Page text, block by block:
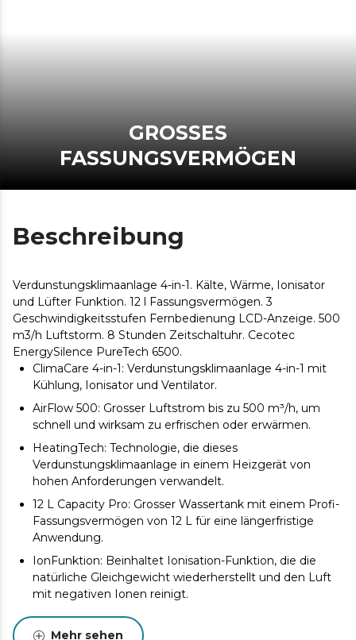
GROSSES
FASSUNGSVERMÖGEN
Beschreibung
Verdunstungsklimaanlage 4-in-1. Kälte, Wärme, Ionisator
und Lüfter Funktion. 12 l Fassungsvermögen. 3
Geschwindigkeitsstufen Fernbedienung LCD-Anzeige. 500
m3/h Luftstorm. 8 Stunden Zeitschaltuhr. Cecotec
EnergySilence PureTech 6500.
ClimaCare 4-in-1: Verdunstungsklimaanlage 4-in-1 mit
Kühlung, Ionisator und Ventilator.
AirFlow 500: Grosser Luftstrom bis zu 500 m³/h, um
schnell und wirksam zu erfrischen oder erwärmen.
HeatingTech: Technologie, die dieses
Verdunstungsklimaanlage in einem Heizgerät von
hohen Anforderungen verwandelt.
12 L Capacity Pro: Grosser Wassertank mit einem Profi-
Fassungsvermögen von 12 L für eine längerfristige
Anwendung.
IonFunktion: Beinhaltet Ionisation-Funktion, die die
natürliche Gleichgewicht wiederherstellt und den Luft
mit negativen Ionen reinigt.
SmartControl: Beinhaltet Fernbedienung, um maximale
Bequemlichkeit zu versichern. Kontrollieren Sie es vom
Mehr sehen